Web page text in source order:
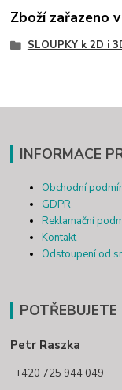
Zboží zařazeno
SLOUPKY k 2D i
INFORMACE
Obchodní
GDPR
Reklamační
Kontakt
Odstoupení od
Petr Raszka
+420 725 944 049